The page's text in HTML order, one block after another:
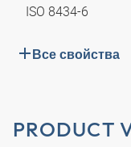
ISO 8434-6
Все свойства
PRODUCT